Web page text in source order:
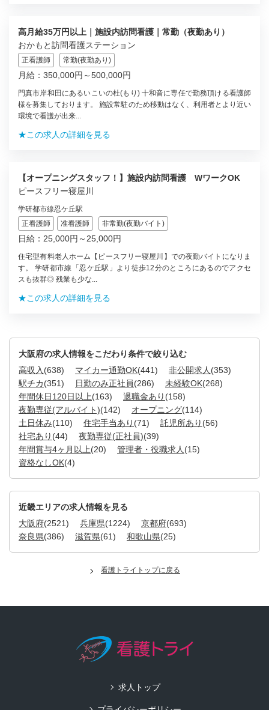
高月給35万円以上｜施設内訪問看護｜常勤（夜勤あり）
おかもと訪問看護ステーション
正看護師 常勤(夜勤あり)
月給：350,000円～500,000円
門真市岸和田にあるいこいの杜(もり) 十和音に専任で勤務頂ける看護師
様を募集しております。 施設常駐のため移動はなく、利用者とより近い
環境で看護が出来...
★この求人の詳細を見る
【オープニングスタッフ！】施設内訪問看護 WワークOK
ピースフリー寝屋川
学研都市線忍ケ丘駅
正看護師
准看護師 非常勤(夜勤バイト)
日給：25,000円～25,000円
住宅型有料老人ホーム【ピースフリー寝屋川】での夜勤バイトになりま
す。 学研都市線「忍ケ丘駅」より徒歩12分のところにあるのでアクセ
スも抜群◎ 残業も少な...
★この求人の詳細を見る
大阪府の求人情報をこだわり条件で絞り込む
高収入 (638) マイカー通勤OK(441) 非公開求人 (353)
駅チカ(351) 日勤のみ正社員(286) 未経験OK(268)
年間休日120日以上(163) 退職金あり (158)
夜勤専従(アルバイト)(142) オープニング(114)
土日休み(110) 住宅手当あり (71) 託児所あり (56)
社宅あり (44) 夜勤専従(正社員)(39)
年間賞与4ヶ月以上(20) 管理者・役職求人 (15)
資格なしOK(4)
近畿エリアの求人情報を見る
大阪府(2521) 兵庫県(1224) 京都府(693)
奈良県(386) 滋賀県(61) 和歌山県(25)
看護トライトップに戻る
求人トップ